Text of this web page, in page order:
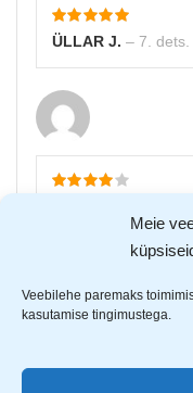
Meie
Veebilehe paremaks
kasutamise tingimustega.
ÜLLAR J. – 7. dets.
Peened otsad pole
robustsemat